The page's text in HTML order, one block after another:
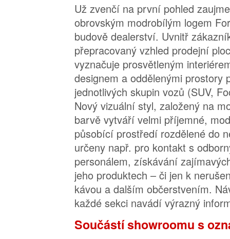
Už zvenčí na první pohled
obrovským modrobílým logem
budově dealerství. Uvnitř
přepracovaný vzhled prodejní
vyznačuje prosvětleným
designem a oddělenými prostory
jednotlivých skupin vozů (SUV,
Nový vizuální styl, založený na
barvě vytváří velmi příjemné,
působící prostředí rozdělené do
určeny např. pro kontakt s
personálem, získávání
jeho produktech – či jen k
kávou a dalším občerstvením.
každé sekci navádí výrazný
Součástí showroomu s